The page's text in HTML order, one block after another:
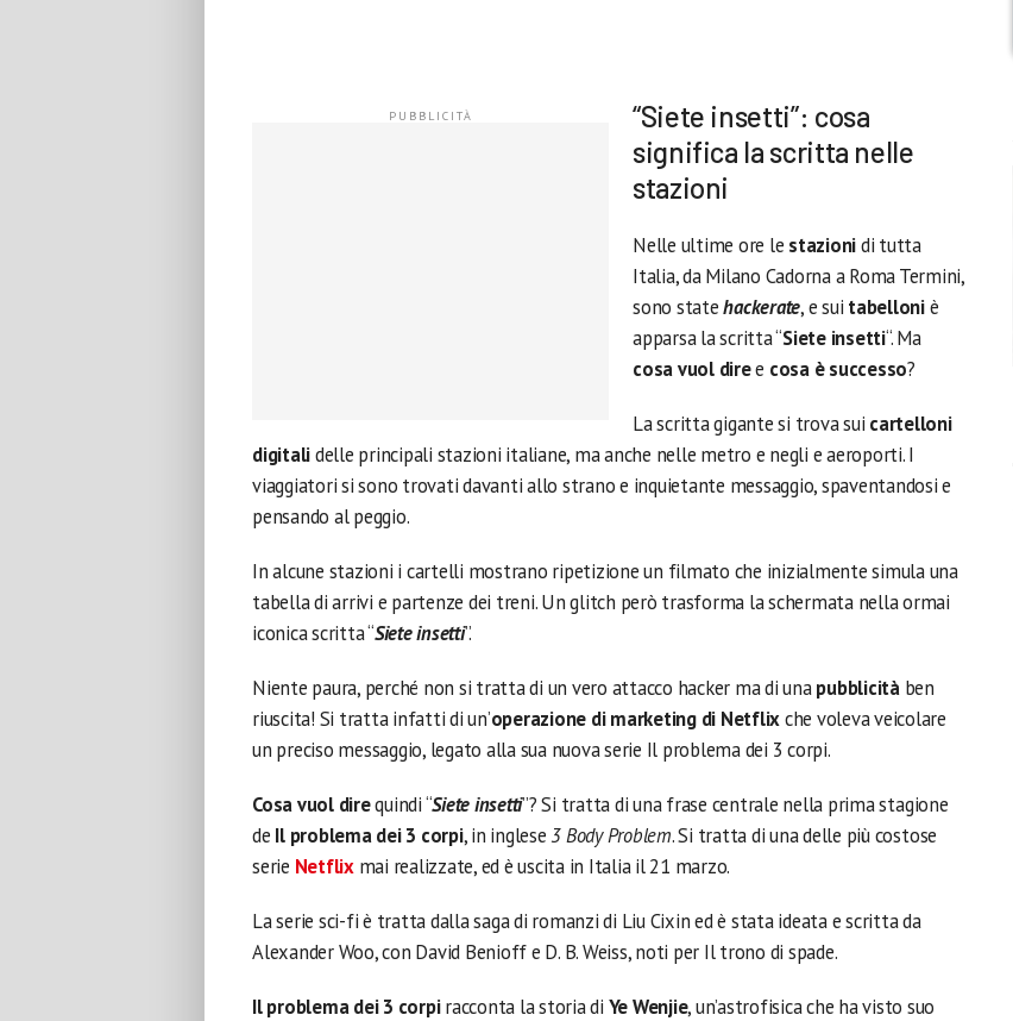
“Siete insetti”: cosa
significa la scritta nelle
stazioni
Nelle ultime ore le stazionidi tutta
Italia, da Milano Cadorna a Roma Termini,
sono statehackerate, e sui tabelloniè
apparsa la scritta “Siete insetti“. Ma
cosa vuol diree cosa è successo?
La scritta gigante si trova sui cartelloni
digitalidelle principali stazioni italiane, ma anche nelle metro e negli e aeroporti. I
viaggiatori si sono trovati davanti allo strano e inquietante messaggio, spaventandosi e
pensando al peggio.
In alcune stazioni i cartelli mostrano ripetizione un filmato che inizialmente simula una
tabella di arrivi e partenze dei treni. Un glitch però trasforma la schermata nella ormai
iconica scritta “Siete insetti”.
Niente paura, perché non si tratta di un vero attacco hacker ma di unapubblicità ben
riuscita! Si tratta infatti di un’operazione di marketing di Netflixche voleva veicolare
un preciso messaggio, legato alla sua nuova serie Il problema dei 3 corpi.
Cosa vuol direquindi “Siete insetti”? Si tratta di una frase centrale nella prima stagione
de Il problema dei 3 corpi, in inglese 3 Body Problem. Si tratta di una delle più costose
serie Netflix mai realizzate, ed è uscita in Italia il 21 marzo.
La serie sci-fi è tratta dalla saga di romanzi di Liu Cixin ed è stata ideata e scritta da
Alexander Woo, con David Benioff e D. B. Weiss, noti per Il trono di spade.
Il problema dei 3 corpiracconta la storia di Ye Wenjie, un’astrofisica che ha visto suo